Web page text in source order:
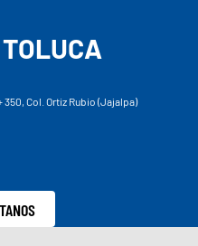
Col. Ortiz Rubio (Jajalpa)